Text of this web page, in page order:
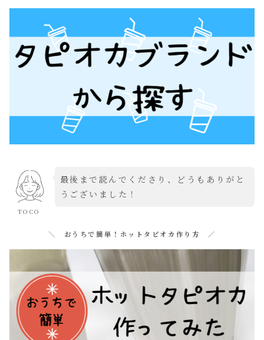
TOCO
最後まで読んでくださり、どうもありがと
うございました！
＼ おうちで簡単！ホットタピオカ作り方 ／